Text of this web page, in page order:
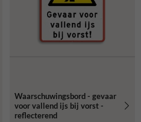
Waarschuwingsbord - gevaar
voor vallend ijs bij vorst -
reflecterend